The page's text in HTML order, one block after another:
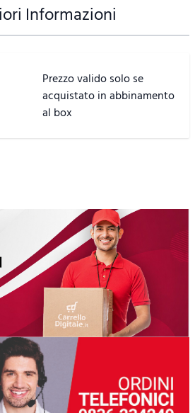
Informazioni
Prezzo valido solo se
acquistato in abbinamento
al box